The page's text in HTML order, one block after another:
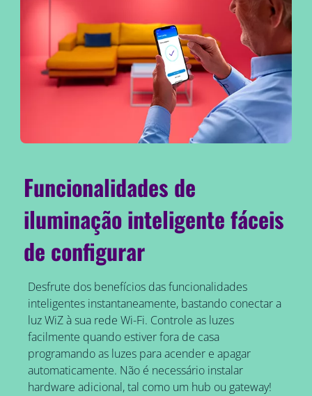
Funcionalidades de
iluminação inteligente fáceis
de configurar
Desfrute dos benefícios das funcionalidades
inteligentes instantaneamente, bastando conectar a
luz WiZ à sua rede Wi-Fi. Controle as luzes
facilmente quando estiver fora de casa
programando as luzes para acender e apagar
automaticamente. Não é necessário instalar
hardware adicional, tal como um hub ou gateway!